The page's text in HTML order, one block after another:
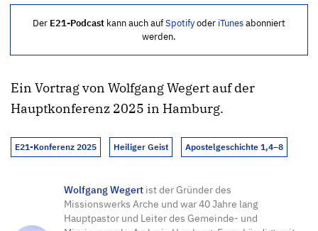
Der E21-Podcast kann auch aufSpotifyoder iTunesabonniert
werden.
Ein Vortrag von Wolfgang Wegert auf der
Hauptkonferenz 2025 in Hamburg.
E21-Konferenz 2025 Heiliger Geist Apostelgeschichte 1,4–8
Wolfgang Wegert ist der Gründer des
Missionswerks Arche und war 40 Jahre lang
Hauptpastor und Leiter des Gemeinde- und